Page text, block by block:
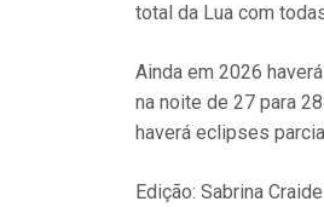
total da Lua com
Ainda em 2026
na noite de 27 para
haverá eclipses
Edição: Sabrina Craide